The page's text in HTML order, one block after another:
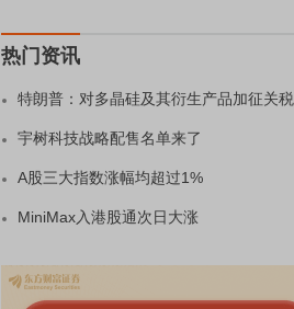
热门资讯
特朗普：对多晶硅及其衍生产品加征关税
宇树科技战略配售名单来了
A股三大指数涨幅均超过1%
MiniMax入港股通次日大涨